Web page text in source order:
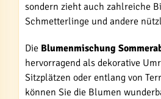
sondern zieht auch zahlreiche
Schmetterlinge und andere
Die Blumenmischung
hervorragend als dekorative
Sitzplätzen oder entlang von
können Sie die Blumen